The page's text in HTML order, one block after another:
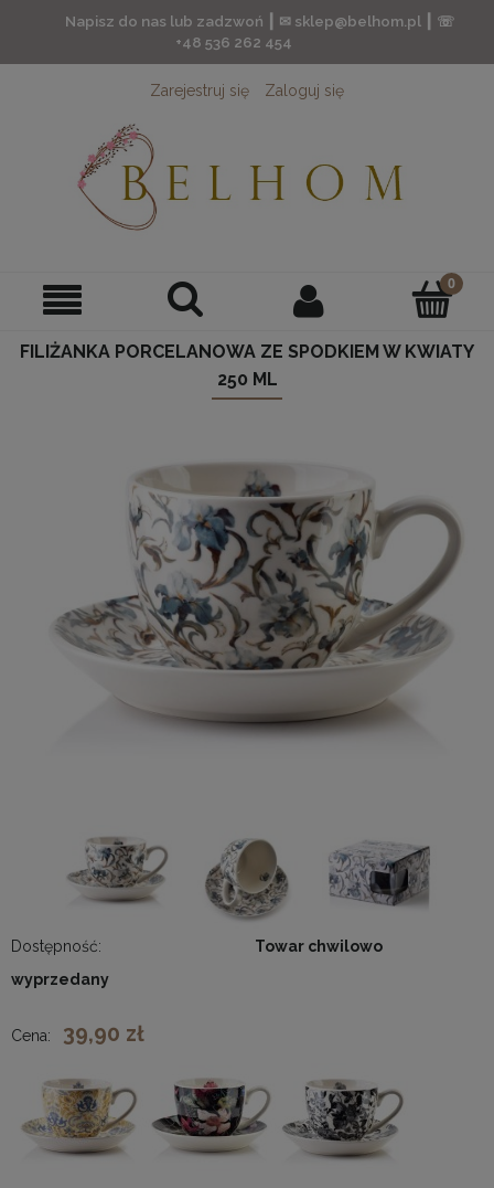
Napisz do nas lub zadzwoń ┃ ✉ sklep@belhom.pl ┃ ☏
+48 536 262 454
Zarejestruj się Zaloguj się
FILIŻANKA PORCELANOWA ZE SPODKIEM W KWIATY
250 ML
Dostępność:
Towar chwilowo
wyprzedany
Cena: 39,90 zł